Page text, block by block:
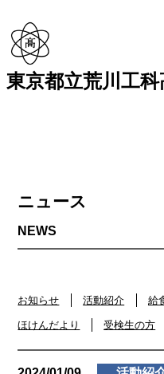
東京都立荒川工
ニュース
お知らせ 活動紹介 給
ほけんだより 受検生の方